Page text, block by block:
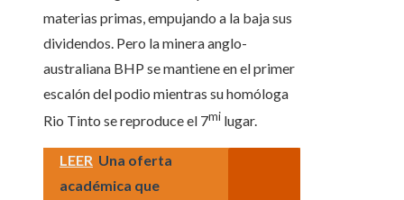
materias primas, empujando a la baja sus
dividendos. Pero la minera anglo-
australiana BHP se mantiene en el primer
escalón del podio mientras su homóloga
Rio Tinto se reproduce el 7mi lugar.
LEER Una oferta
académica que